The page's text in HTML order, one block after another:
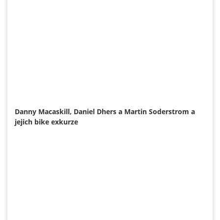
Danny Macaskill, Daniel Dhers a Martin Soderstrom a
jejich bike exkurze